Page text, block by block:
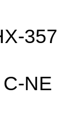
357
NE